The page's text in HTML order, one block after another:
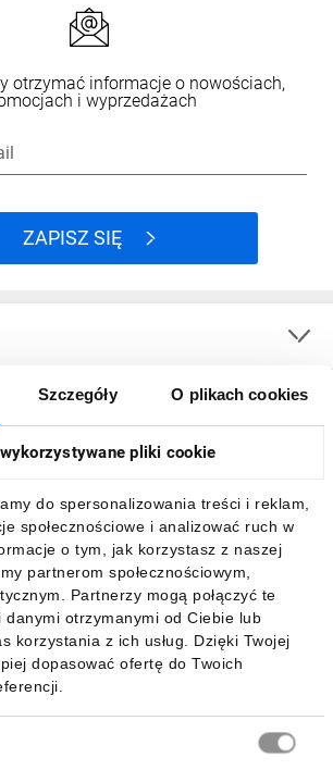
Szczegóły O plikach cookies
pliki cookie
do spersonalizowania treści i reklam,
społecznościowe i analizować ruch w
o tym, jak korzystasz z naszej
partnerom społecznościowym,
Partnerzy mogą połączyć te
danymi otrzymanymi od Ciebie lub
korzystania z ich usług. Dzięki Twojej
dopasować ofertę do Twoich
otrzymać informacje o nowościach,
i wyprzedażach
ZAPISZ SIĘ
naszą aplikację mobilną: